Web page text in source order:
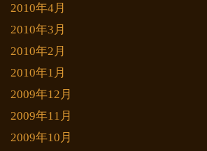
2010年4月
2010年3月
2010年2月
2010年1月
2009年12月
2009年11月
2009年10月